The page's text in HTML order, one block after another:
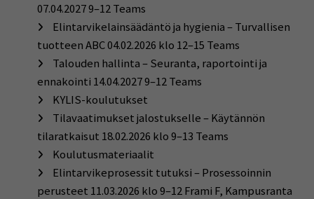
07.04.2027 9–12 Teams
Elintarvikelainsäädäntö ja hygienia – Turvallisen
tuotteen ABC 04.02.2026 klo 12–15 Teams
Talouden hallinta – Seuranta, raportointi ja
ennakointi 14.04.2027 9–12 Teams
KYLIS-koulutukset
Tilavaatimukset jalostukselle – Käytännön
tilaratkaisut 18.02.2026 klo 9–13 Teams
Koulutusmateriaalit
Elintarvikeprosessit tutuksi – Prosessoinnin
perusteet 11.03.2026 klo 9–12 Frami F, Kampusranta